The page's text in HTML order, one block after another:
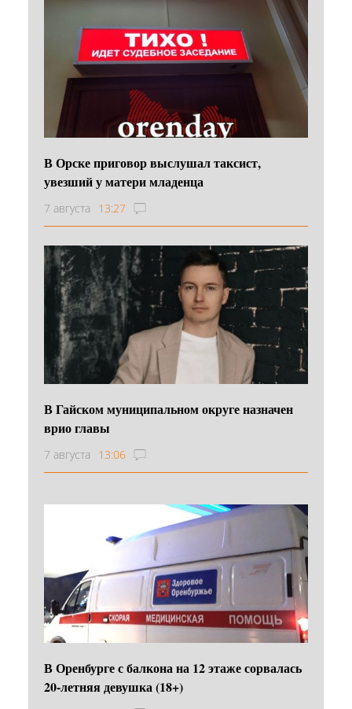
В Орске приговор выслушал таксист,
увезший у матери младенца
7 августа 13:27
В Гайском муниципальном округе назначен
врио главы
7 августа 13:06
В Оренбурге с балкона на 12 этаже сорвалась
20-летняя девушка (18+)